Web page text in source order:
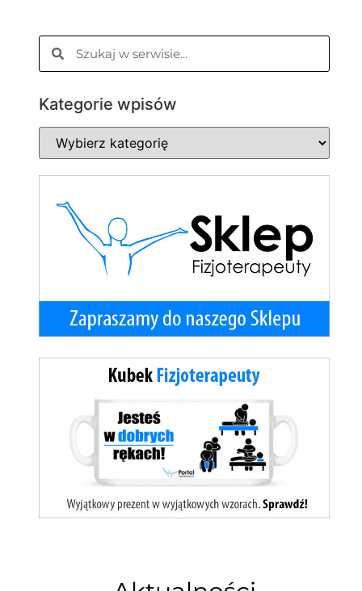
Kategorie wpisów